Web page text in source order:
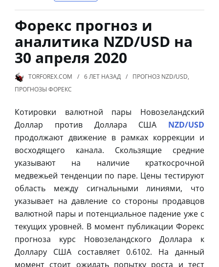
Форекс прогноз и
аналитика NZD/USD на
30 апреля 2020
TORFOREX.COM 6 ЛЕТ НАЗАД ПРОГНОЗ NZD/USD,
ПРОГНОЗЫ ФОРЕКС
Котировки валютной пары Новозеландский
Доллар против Доллара США NZD/USD
продолжают движение в рамках коррекции и
восходящего канала. Скользящие средние
указывают на наличие краткосрочной
медвежьей тенденции по паре. Цены тестируют
область между сигнальными линиями, что
указывает на давление со стороны продавцов
валютной пары и потенциальное падение уже с
текущих уровней. В момент публикации Форекс
прогноза курс Новозеландского Доллара к
Доллару США составляет 0.6102. На данный
момент стоит ожидать попытку роста и тест